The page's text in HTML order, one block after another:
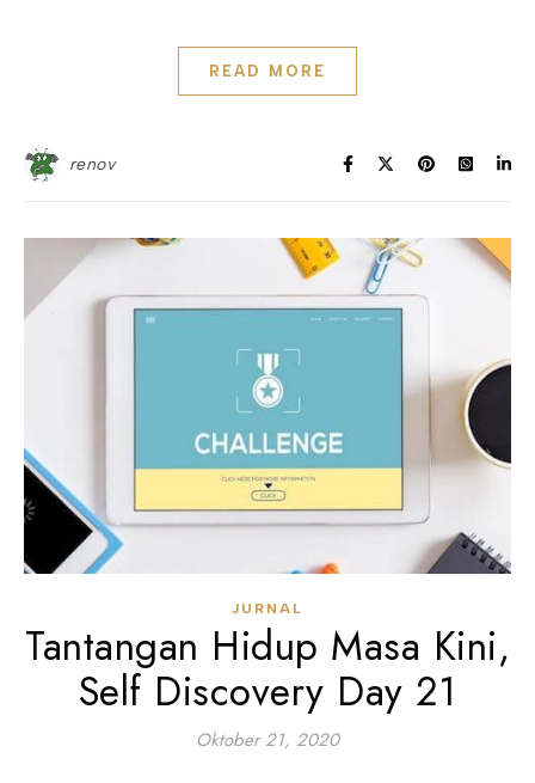
READ MORE
renov
JURNAL
Tantangan Hidup Masa Kini,
Self Discovery Day 21
Oktober 21, 2020